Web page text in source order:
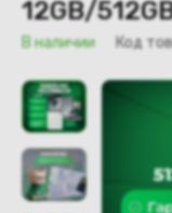
12GB/
В наличии Код